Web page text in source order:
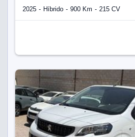
2025 Híbrido 900 Km 215 CV